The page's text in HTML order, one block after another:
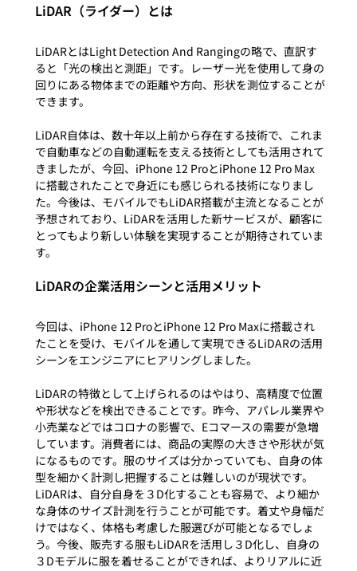
LiDAR（ライダー）とは
LiDARとはLight Detection And Rangingの略で、直訳す
ると「光の検出と測距」です。レーザー光を使用して身の
回りにある物体までの距離や方向、形状を測位することが
できます。
LiDAR自体は、数十年以上前から存在する技術で、これま
で自動車などの自動運転を支える技術としても活用されて
きましたが、今回、iPhone 12 ProとiPhone 12 Pro Max
に搭載されたことで身近にも感じられる技術になりまし
た。今後は、モバイルでもLiDAR搭載が主流となることが
予想されており、LiDARを活用した新サービスが、顧客に
とってもより新しい体験を実現することが期待されていま
LiDARの企業活用シーンと活用メリット
今回は、iPhone 12 ProとiPhone 12 Pro Maxに搭載され
たことを受け、モバイルを通して実現できるLiDARの活用
シーンをエンジニアにヒアリングしました。
LiDARの特徴として上げられるのはやはり、高精度で位置
や形状などを検出できることです。昨今、アパレル業界や
小売業などではコロナの影響で、Eコマースの需要が急増
しています。消費者には、商品の実際の大きさや形状が気
になるものです。服のサイズは分かっていても、自身の体
型を細かく計測し把握することは難しいのが現状です。
LiDARは、自分自身を３D化することも容易で、より細か
な身体のサイズ計測を行うことが可能です。着丈や身幅だ
けではなく、体格も考慮した服選びが可能となるでしょ
う。今後、販売する服もLiDARを活用し３D化し、自身の
３Dモデルに服を着せることができれば、よりリアルに近